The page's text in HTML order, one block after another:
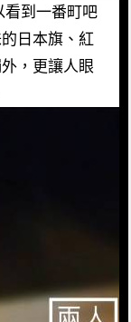
到一番町吧
日本旗、紅
，更讓人眼